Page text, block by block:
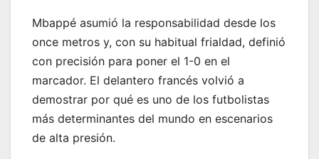
Mbappé asumió la responsabilidad desde los
once metros y, con su habitual frialdad, definió
con precisión para poner el 1-0 en el
marcador. El delantero francés volvió a
demostrar por qué es uno de los futbolistas
más determinantes del mundo en escenarios
de alta presión.